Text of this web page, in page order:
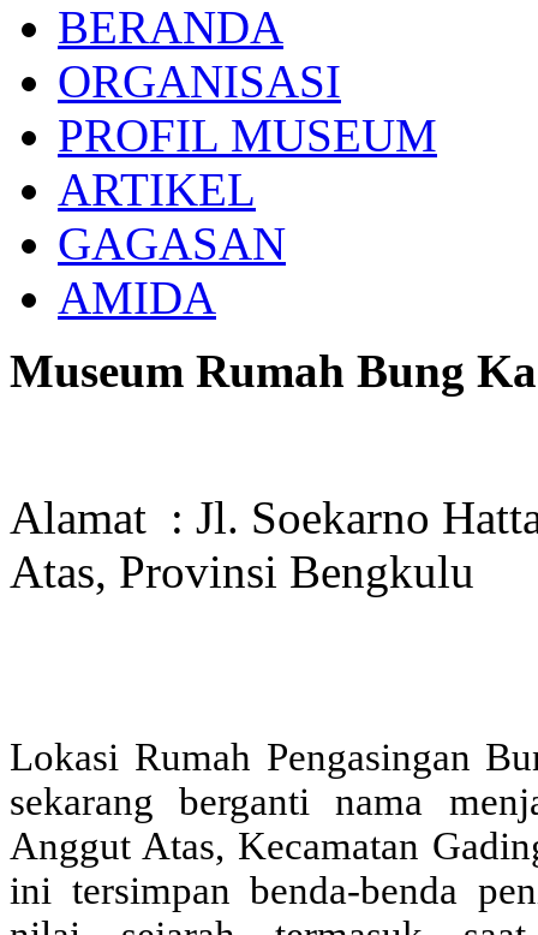
BERANDA
ORGANISASI
PROFIL MUSEUM
ARTIKEL
GAGASAN
AMIDA
Museum Rumah Bung
Alamat : Jl. Soekarno
Atas, Provinsi Bengkulu
Lokasi Rumah Pengasingan
sekarang berganti nama
Anggut Atas, Kecamatan
ini tersimpan benda-benda